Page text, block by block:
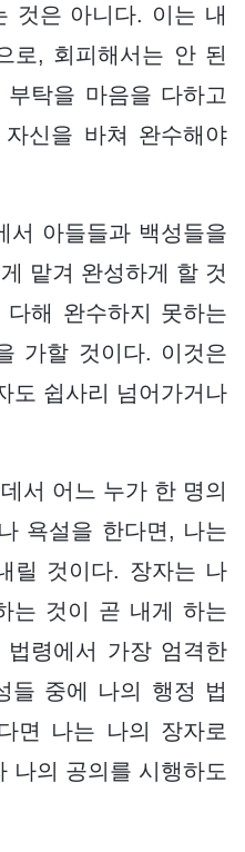
것은 아니다. 이는 내
로, 회피해서는 안 된
탁을 마음을 다하고
신을 바쳐 완수해야
서 아들들과 백성들을
맡겨 완성하게 할 것
해 완수하지 못하는
가할 것이다. 이것은
도 쉽사리 넘어가거나
서 어느 누가 한 명의
욕설을 한다면, 나는
릴 것이다. 장자는 나
는 것이 곧 내게 하는
령에서 가장 엄격한
들 중에 나의 행정 법
면 나는 나의 장자로
나의 공의를 시행하도